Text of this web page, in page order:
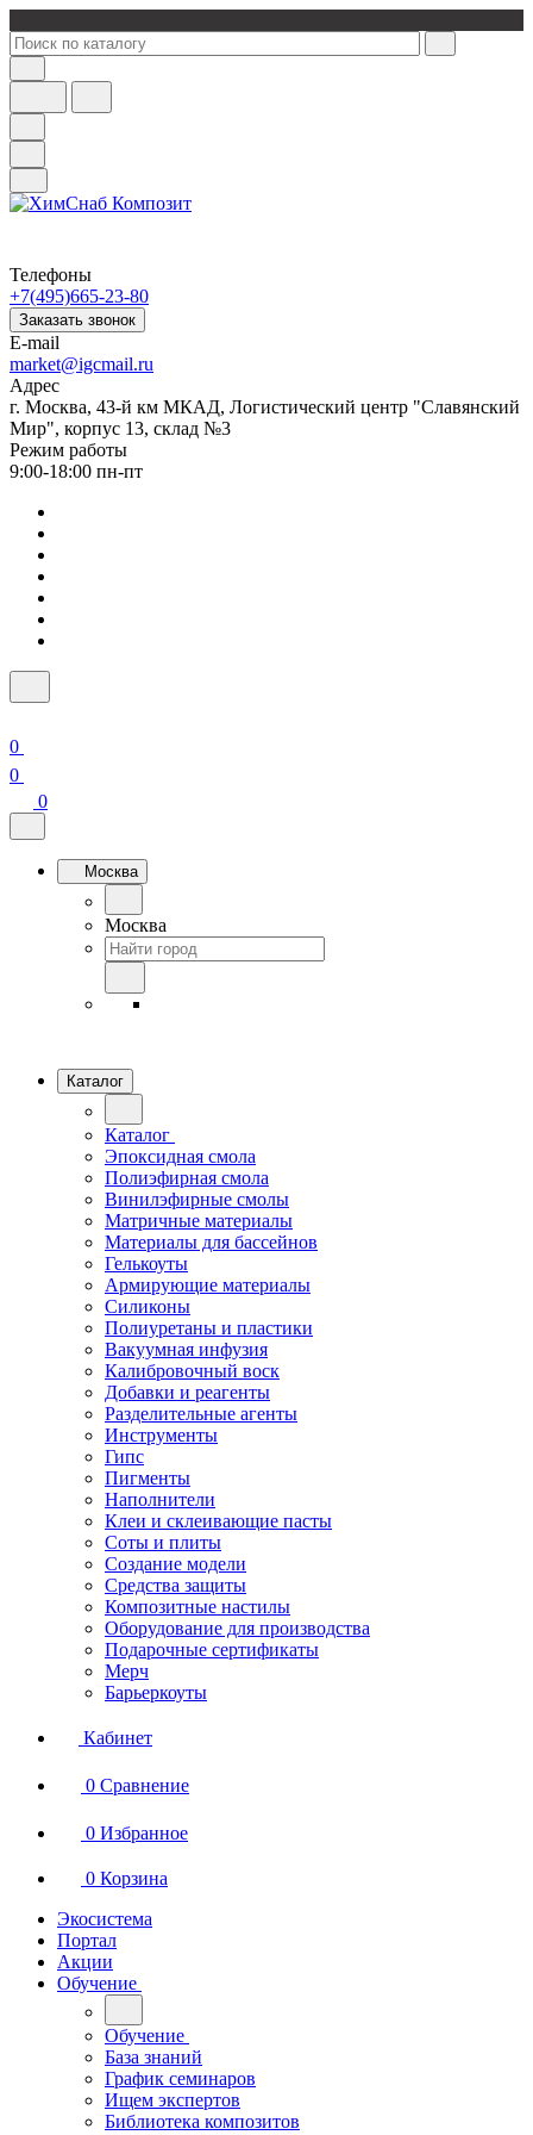
Телефоны
+7(495)665-23-80
Заказать звонок
E-mail
market@igcmail.ru
Адрес
г. Москва, 43-й км МКАД, Логистический центр "Славянский
Мир", корпус 13, склад №3
Режим работы
9:00-18:00 пн-пт
0
0
0
Москва
Москва
Каталог
Каталог
Эпоксидная смола
Полиэфирная смола
Винилэфирные смолы
Матричные материалы
Материалы для бассейнов
Гелькоуты
Армирующие материалы
Силиконы
Полиуретаны и пластики
Вакуумная инфузия
Калибровочный воск
Добавки и реагенты
Разделительные агенты
Инструменты
Гипс
Пигменты
Наполнители
Клеи и склеивающие пасты
Соты и плиты
Создание модели
Средства защиты
Композитные настилы
Оборудование для производства
Подарочные сертификаты
Мерч
Барьеркоуты
Кабинет
0 Сравнение
0 Избранное
0 Корзина
Экосистема
Портал
Акции
Обучение
Обучение
База знаний
График семинаров
Ищем экспертов
Библиотека композитов